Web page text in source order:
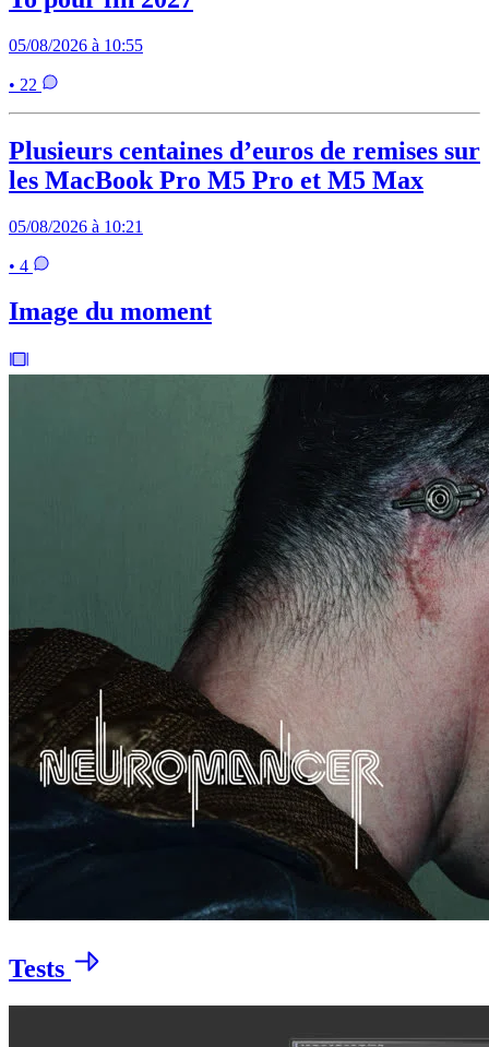
05/08/2026 à 10:55
• 22
Plusieurs centaines d’euros de remises sur
les MacBook Pro M5 Pro et M5 Max
05/08/2026 à 10:21
• 4
Image du moment
Tests